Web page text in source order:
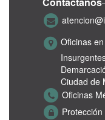
Oficinas
Ciudad de
Oficinas